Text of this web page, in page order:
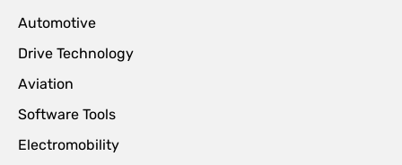
Automotive
Drive Technology
Aviation
Software Tools
Electromobility